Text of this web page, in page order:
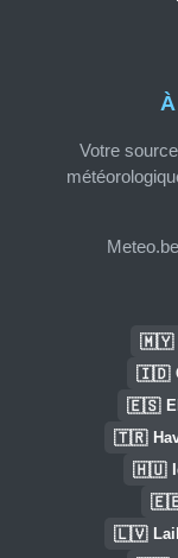
Votre
🇲🇾
🇮🇩
🇪🇸
🇹🇷
🇭🇺
🇱🇻